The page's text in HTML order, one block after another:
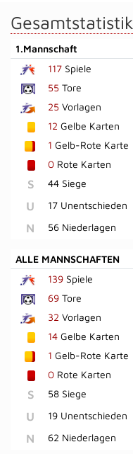
Gesamtstatistik
1.Mannschaft
117 Spiele
55 Tore
25 Vorlagen
12 Gelbe Karten
1 Gelb-Rote Karte
0 Rote Karten
S 44 Siege
U 17 Unentschieden
N 56 Niederlagen
ALLE MANNSCHAFTEN
139 Spiele
69 Tore
32 Vorlagen
14 Gelbe Karten
1 Gelb-Rote Karte
0 Rote Karten
S 58 Siege
U 19 Unentschieden
N 62 Niederlagen